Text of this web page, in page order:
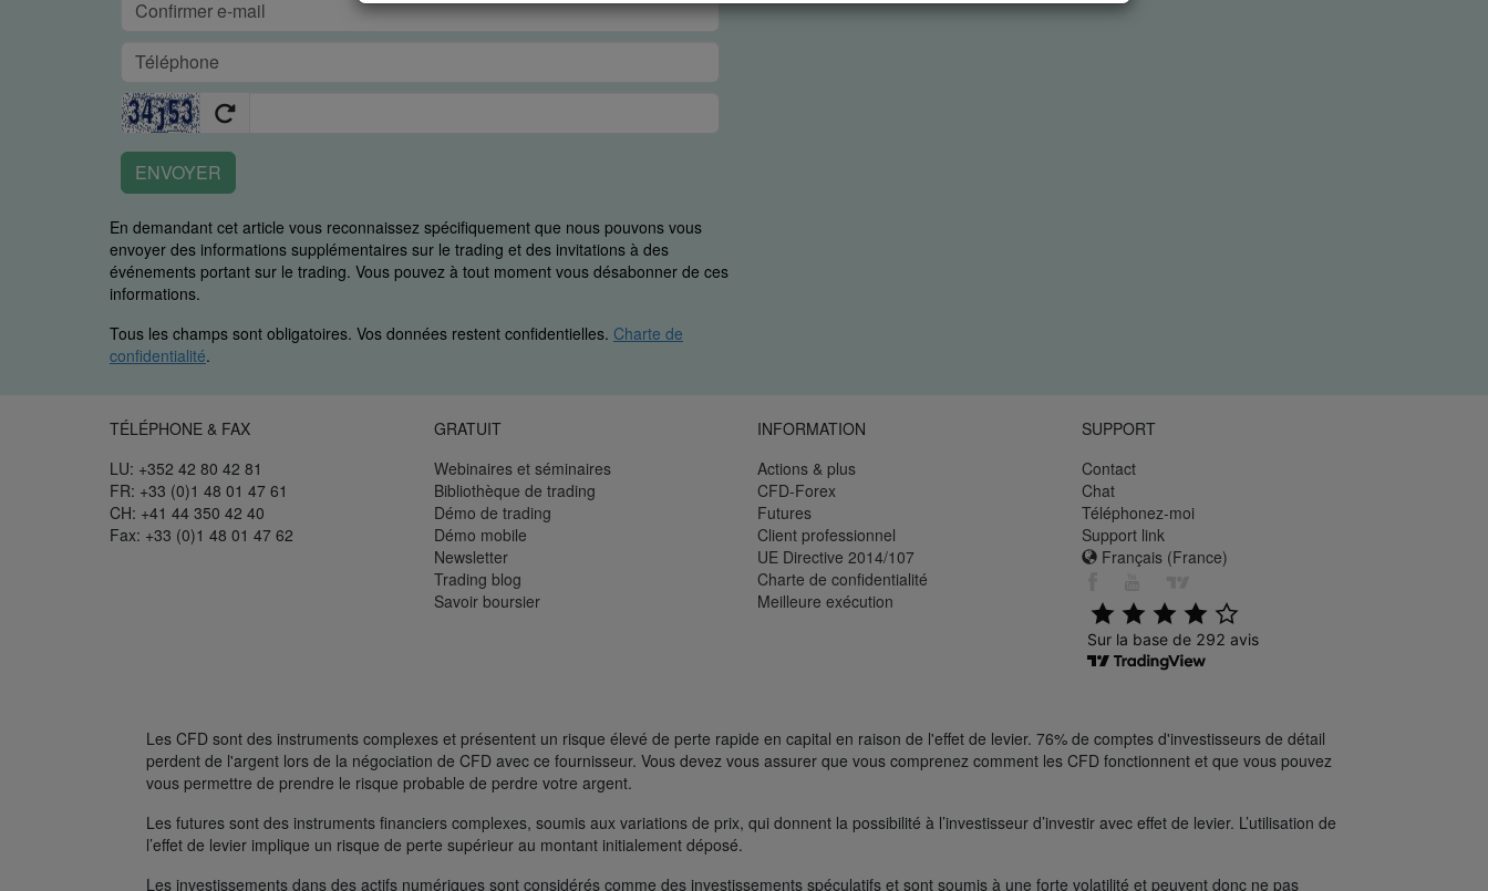
ENVOYER
En demandant cet article vous reconnaissez spécifiquement que nous pouvons vous
envoyer des informations supplémentaires sur le trading et des invitations à des
événements portant sur le trading. Vous pouvez à tout moment vous désabonner de ces
informations.
Tous les champs sont obligatoires. Vos données restent confidentielles. Charte de
confidentialité.
TÉLÉPHONE & FAX
LU: +352 42 80 42 81
FR: +33 (0)1 48 01 47 61
CH: +41 44 350 42 40
Fax: +33 (0)1 48 01 47 62
GRATUIT
Webinaires et séminaires
Bibliothèque de trading
Démo de trading
Démo mobile
Newsletter
Trading blog
Savoir boursier
INFORMATION
Actions & plus
CFD-Forex
Futures
Client professionnel
UE Directive 2014/107
Charte de confidentialité
Meilleure exécution
SUPPORT
Contact
Chat
Téléphonez-moi
Support link
Français (France)
Les CFD sont des instruments complexes et présentent un risque élevé de perte rapide en capital en raison de l'effet de levier. 76% de comptes d'investisseurs de détail
perdent de l'argent lors de la négociation de CFD avec ce fournisseur. Vous devez vous assurer que vous comprenez comment les CFD fonctionnent et que vous pouvez
vous permettre de prendre le risque probable de perdre votre argent.
Les futures sont des instruments financiers complexes, soumis aux variations de prix, qui donnent la possibilité à l’investisseur d’investir avec effet de levier. L’utilisation de
l’effet de levier implique un risque de perte supérieur au montant initialement déposé.
Les investissements dans des actifs numériques sont considérés comme des investissements spéculatifs et sont soumis à une forte volatilité et peuvent donc ne pas